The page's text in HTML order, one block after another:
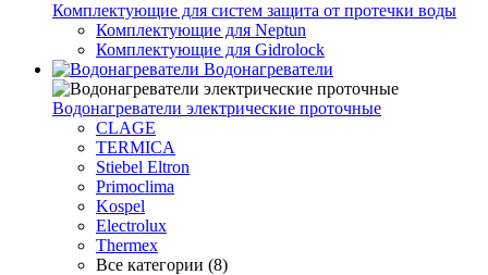
Комплектующие для систем защита от протечки воды
Комплектующие для Neptun
Комплектующие для Gidrolock
Водонагреватели
Водонагреватeли электрические проточные
CLAGE
TERMICA
Stiebel Eltron
Primoclima
Kospel
Electrolux
Thermex
Все категории (8)